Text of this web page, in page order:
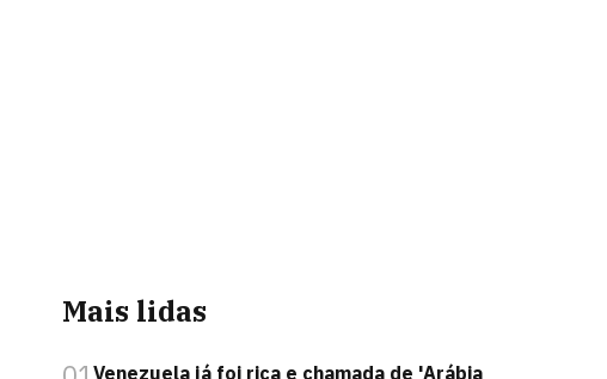
Mais lidas
Venezuela já foi rica e chamada de 'Arábia